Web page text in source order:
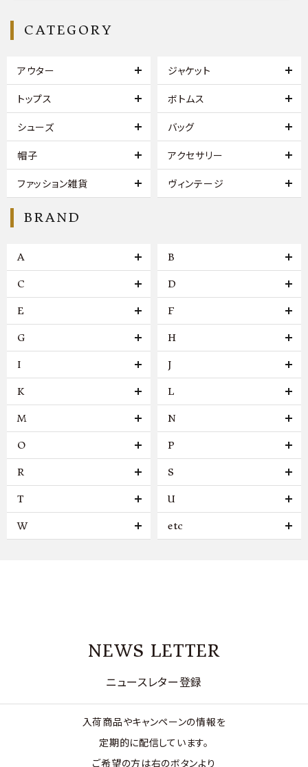
CATEGORY
アウター ジャケット
トップス ボトムス
シューズ バッグ
帽子 アクセサリー
ファッション雑貨 ヴィンテージ
BRAND
A B
C D
E F
G H
I J
K L
M N
O P
R S
T U
W etc
NEWS LETTER
ニュースレター登録
入荷商品やキャンペーンの情報を
定期的に配信しています。
ご希望の方は右のボタンより